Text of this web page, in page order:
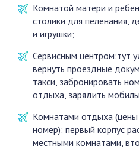
Комнатой матери и
столики для пеленания,
и игрушки;
Сервисным центром:тут
вернуть проездные
такси, забронировать
отдыха, зарядить
Комнатами отдыха
номер): первый корпус
местными комнатами,